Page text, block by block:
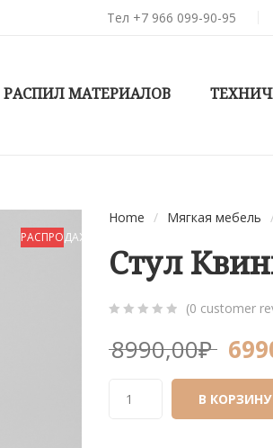
Тел +7 966 099-90-95
РАСПИЛ МАТЕРИАЛОВ
РАСПРОДАЖА!
Home / Мягкая мебель
Стул
out
based
(0 customer
8990,00₽
В КОРЗИНУ